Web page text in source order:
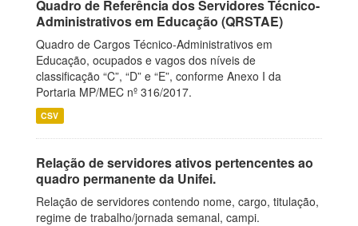
Quadro de Referência dos Servidores Técnico-
Administrativos em Educação (QRSTAE)
Quadro de Cargos Técnico-Administrativos em
Educação, ocupados e vagos dos níveis de
classificação “C”, “D” e “E”, conforme Anexo I da
Portaria MP/MEC nº 316/2017.
CSV
Relação de servidores ativos pertencentes ao
quadro permanente da Unifei.
Relação de servidores contendo nome, cargo, titulação,
regime de trabalho/jornada semanal, campi.